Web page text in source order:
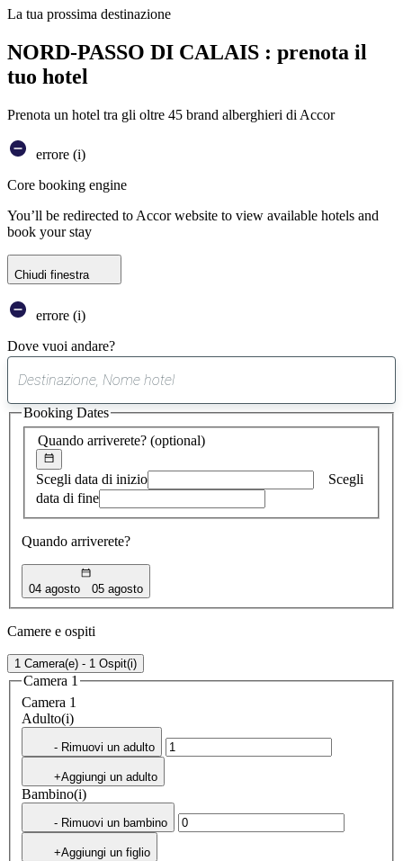
La tua prossima destinazione
NORD-PASSO DI CALAIS : prenota il
tuo hotel
Prenota un hotel tra gli oltre 45 brand alberghieri di Accor
errore (i)
Core booking engine
You’ll be redirected to Accor website to view available hotels and
book your stay
Chiudi finestra
errore (i)
Dove vuoi andare?
suggerimento
trovato
Quando arriverete? (optional)
Scegli data di inizio
Scegli
data di fine
Quando arriverete?
04 agosto 05 agosto
Booking Dates
Camere e ospiti
1 Camera(e) - 1 Ospit(i)
Camera 1
Camera 1
Adulto(i)
- Rimuovi un adulto
+Aggiungi un adulto
Bambino(i)
- Rimuovi un bambino
+Aggiungi un figlio